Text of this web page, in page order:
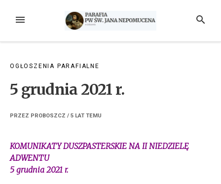
MENU SZUKAJ
OGŁOSZENIA PARAFIALNE
5 grudnia 2021 r.
PRZEZ PROBOSZCZ / 5 LAT TEMU
KOMUNIKATY DUSZPASTERSKIE NA II NIEDZIELĘ
ADWENTU
5 grudnia 2021 r.